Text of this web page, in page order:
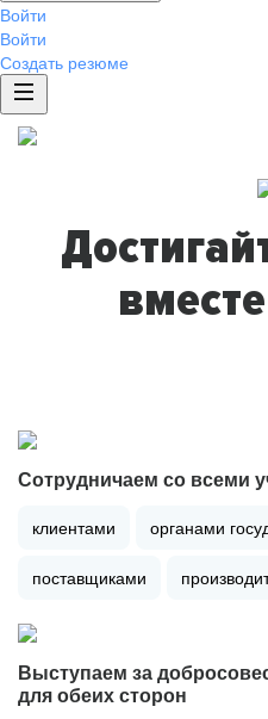
Войти
Войти
Создать резюме
Сотрудничаем со всеми
клиентами органами
поставщиками
Выступаем за
для обеих сторон